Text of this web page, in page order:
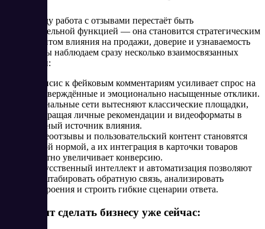
В 2025 году работа с отзывами перестаёт быть
вспомогательной функцией — она становится стратегическим
инструментом влияния на продажи, доверие и узнаваемость
бренда. Мы наблюдаем сразу несколько взаимосвязанных
тенденций:
Скепсис к фейковым комментариям усиливает спрос на
подтверждённые и эмоционально насыщенные отклики.
Социальные сети вытесняют классические площадки,
превращая личные рекомендации и видеоформаты в
главный источник влияния.
Видеоотзывы и пользовательский контент становятся
новой нормой, а их интеграция в карточки товаров
заметно увеличивает конверсию.
Искусственный интеллект и автоматизация позволяют
масштабировать обратную связь, анализировать
настроения и строить гибкие сценарии ответа.
Что стоит сделать бизнесу уже сейчас: